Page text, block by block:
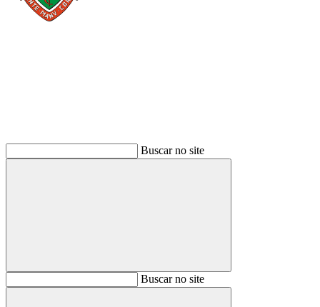
Buscar no site
BuscarBuscar no site